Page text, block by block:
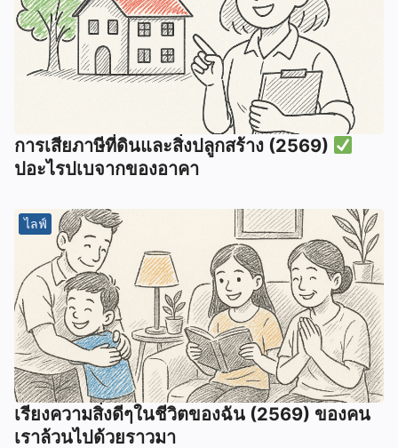
การเสียภาษีที่ดินและสิ่งปลูกสร้าง (2569)
ปอะไรปเบจากของอาคา
ไลฟ์
เรียงความสิ่งดีๆในชีวิตของฉัน (2569) ของคน
เราล้วนไปด้วยราวมา